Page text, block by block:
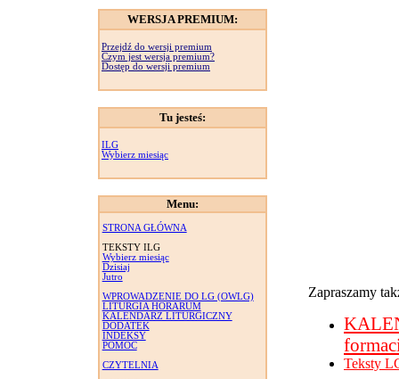
WERSJA PREMIUM:
Przejdź do wersji premium
Czym jest wersja premium?
Dostęp do wersji premium
Tu jesteś:
ILG
Wybierz miesiąc
Menu:
STRONA GŁÓWNA
TEKSTY ILG
Wybierz miesiąc
Dzisiaj
Jutro
WPROWADZENIE DO LG (OWLG)
LITURGIA HORARUM
KALENDARZ LITURGICZNY
DODATEK
INDEKSY
POMOC
CZYTELNIA
Zapraszamy
Teksty